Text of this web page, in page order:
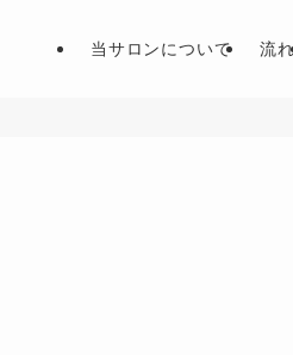
当サロンについて 流